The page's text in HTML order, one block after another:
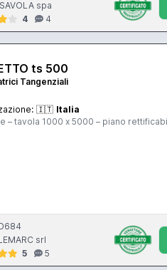
spa
4
4
ts 500
Tangenziali
🇮🇹 Italia
– tavola 1000 x 5000 – piano
srl
5
5